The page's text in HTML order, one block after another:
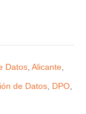
Datos Alicante
de Datos DPO